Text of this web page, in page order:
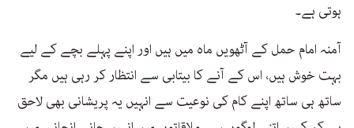
ہوتی ہے۔
آمنہ امام حمل کے آٹھویں ماہ میں ہیں اور اپنے پہلے بچے کے لیے
بہت خوش ہیں، اس کے آنے کا بیتابی سے انتظار کر رہی ہیں مگر
ساتھ ہی ساتھ اپنے کام کی نوعیت سے انہیں یہ پریشانی بھی لاحق